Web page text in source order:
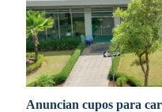
Anuncian cupos para